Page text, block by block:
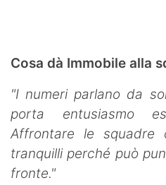
Cosa dà Immobile alla
"I numeri parlano da
porta entusiasmo
Affrontare le
tranquilli perché può
fronte."